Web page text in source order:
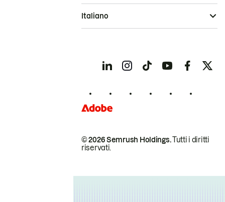
© 2026 Semrush Holdings.Tutti i diritti
riservati.
Italiano